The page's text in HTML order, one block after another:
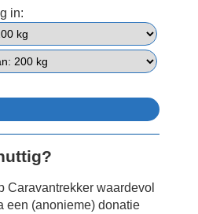
in:
Caravantrekker waardevol
een (anonieme) donatie